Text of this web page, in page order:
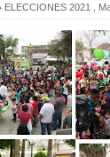
ELECCIONES 2021